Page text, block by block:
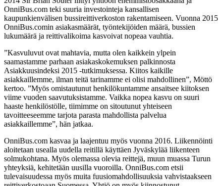
OnniBus.com teki suuria investointeja kansallisen
kaupunkienvälisen bussireittiverkoston rakentamiseen. Vuonna 2015
OnniBus.comin asiakasmäärät, työntekijöiden määrä, bussien
lukumäärä ja reittivalikoima kasvoivat nopeaa vauhtia.
”Kasvuluvut ovat mahtavia, mutta olen kaikkein ylpein
saamastamme parhaan asiakaskokemuksen palkinnosta
Asiakkuusindeksi 2015 -tutkimuksessa. Kiitos kaikille
asiakkaillemme, ilman teitä tarinamme ei olisi mahdollinen”, Möttö
kertoo. ”Myös omistautunut henkilökuntamme ansaitsee kiitoksen
viime vuoden saavutuksistamme. Vaikka nopea kasvu on suuri
haaste henkilöstölle, tiimimme on sitoutunut yhteiseen
tavoitteeseemme tarjota parasta mahdollista palvelua
asiakkaillemme”, hän jatkaa.
OnniBus.com kasvaa ja laajentuu myös vuonna 2016. Liikennöinti
aloitetaan usealla uudella reitillä käyttäen Jyväskylää liikenteen
solmukohtana. Myös olemassa olevia reittejä, muun muassa Turun
yhteyksiä, kehitetään uusilla vuoroilla. OnniBus.com etsii
tulevaisuudessa myös muita fuusiomahdollisuuksia vahvistaakseen